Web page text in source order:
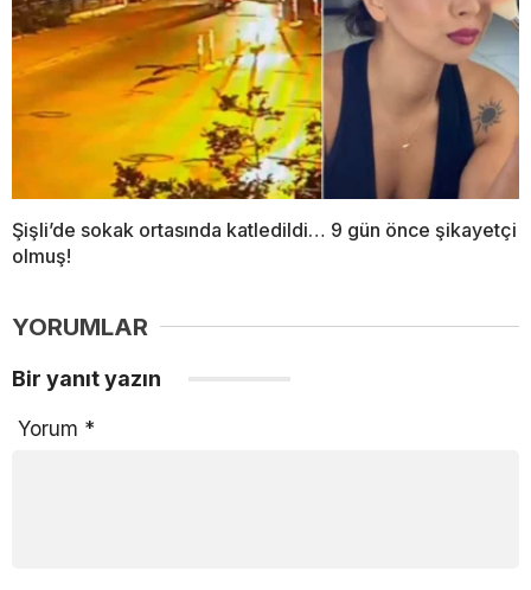
Şişli’de sokak ortasında katledildi… 9 gün önce şikayetçi
olmuş!
YORUMLAR
Bir yanıt yazın
Yorum *